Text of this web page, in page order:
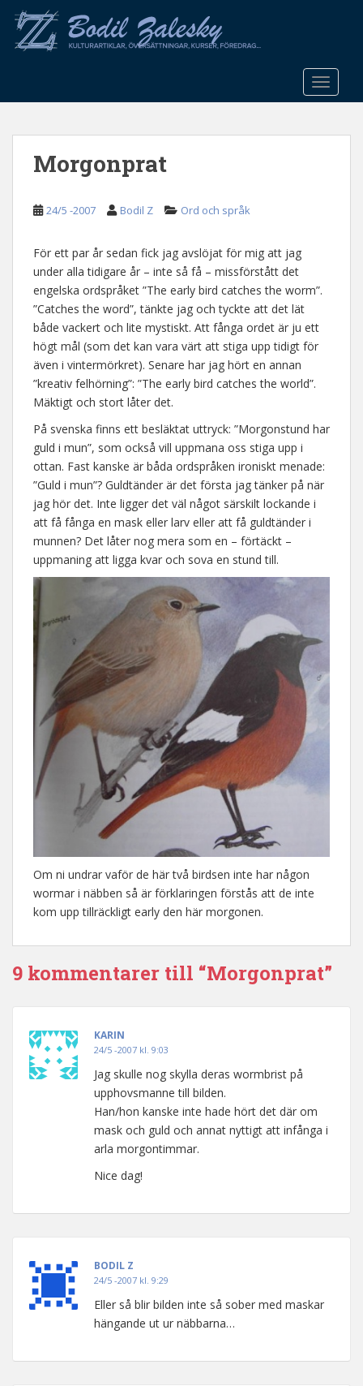
o
Morgonprat
24/5 -2007 Bodil Z Ord och språk
För ett par år sedan fick jag avslöjat för mig att jag
under alla tidigare år – inte så få – missförstått det
engelska ordspråket ”The early bird catches the worm”.
”Catches the word”, tänkte jag och tyckte att det lät
både vackert och lite mystiskt. Att fånga ordet är ju ett
högt mål (som det kan vara värt att stiga upp tidigt för
även i vintermörkret). Senare har jag hört en annan
”kreativ felhörning”: ”The early bird catches the world”.
Mäktigt och stort låter det.
På svenska finns ett besläktat uttryck: ”Morgonstund har
guld i mun”, som också vill uppmana oss stiga upp i
ottan. Fast kanske är båda ordspråken ironiskt menade:
”Guld i mun”? Guldtänder är det första jag tänker på när
jag hör det. Inte ligger det väl något särskilt lockande i
att få fånga en mask eller larv eller att få guldtänder i
munnen? Det låter nog mera som en – förtäckt –
uppmaning att ligga kvar och sova en stund till.
Om ni undrar vaför de här två birdsen inte har någon
wormar i näbben så är förklaringen förstås att de inte
kom upp tillräckligt early den här morgonen.
9 kommentarer till “Morgonprat”
KARIN
24/5 -2007 kl. 9:03
Jag skulle nog skylla deras wormbrist på
upphovsmanne till bilden.
Han/hon kanske inte hade hört det där om
mask och guld och annat nyttigt att infånga i
arla morgontimmar.
Nice dag!
BODIL Z
24/5 -2007 kl. 9:29
Eller så blir bilden inte så sober med maskar
hängande ut ur näbbarna…